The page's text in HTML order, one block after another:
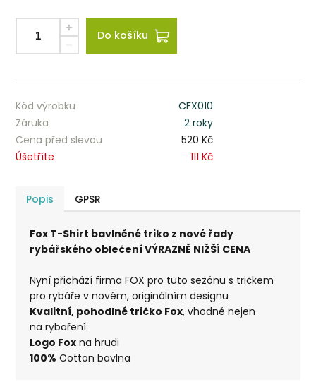
Do košíku
Kód výrobku
CFX010
Záruka
2 roky
Cena před slevou
520 Kč
Úšetříte
111 Kč
Popis GPSR
Fox T-Shirt bavlněné triko z nové řady
rybářského oblečeníVÝRAZNĚ NIŽŠÍ CENA
Nyní přichází firma FOX pro tuto sezónu s tričkem
pro rybáře v novém, originálním designu
Kvalitní, pohodlné tričko Fox, vhodné nejen
na rybaření
Logo Fox na hrudi
100% Cotton bavlna